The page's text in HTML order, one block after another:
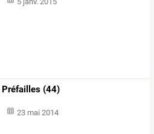
Préfailles (44)
23 mai 2014